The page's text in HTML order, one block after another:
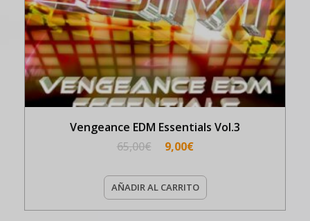
Vengeance EDM Essentials Vol.3
65,00€ 9,00€
AÑADIR AL CARRITO